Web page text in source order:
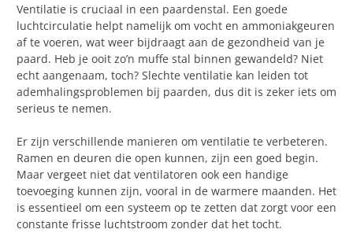
Ventilatie is cruciaal in een paardenstal. Een goede
luchtcirculatie helpt namelijk om vocht en ammoniakgeuren
af te voeren, wat weer bijdraagt aan de gezondheid van je
paard. Heb je ooit zo’n muffe stal binnen gewandeld? Niet
echt aangenaam, toch? Slechte ventilatie kan leiden tot
ademhalingsproblemen bij paarden, dus dit is zeker iets om
serieus te nemen.
Er zijn verschillende manieren om ventilatie te verbeteren.
Ramen en deuren die open kunnen, zijn een goed begin.
Maar vergeet niet dat ventilatoren ook een handige
toevoeging kunnen zijn, vooral in de warmere maanden. Het
is essentieel om een systeem op te zetten dat zorgt voor een
constante frisse luchtstroom zonder dat het tocht.